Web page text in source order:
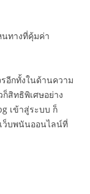
นทางที่คุ้มค่า
อีกทั้งในด้านความ
สิทธิพิเศษอย่าง
เข้าสู่ระบบ ก็
ว็บพนันออนไลน์ที่